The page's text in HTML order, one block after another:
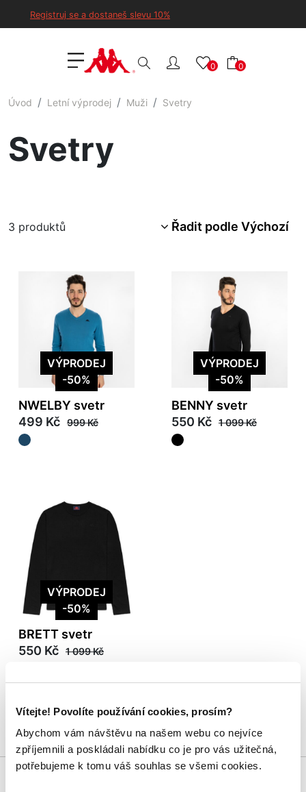
Vítejte! Povolíte používání cookies, prosím?
Abychom vám návštěvu na našem webu co nejvíce
zpříjemnili a poskládali nabídku co je pro vás užitečná,
potřebujeme k tomu váš souhlas se všemi cookies.
Registruj se a dostaneš slevu 10%
0 0
Úvod Letní výprodej Muži Svetry
Svetry
3 produktů Řadit podle Výchozí
VÝPRODEJ
-50%
NWELBY svetr
499 Kč 999 Kč
VÝPRODEJ
-50%
BENNY svetr
550 Kč 1 099 Kč
VÝPRODEJ
-50%
BRETT svetr
550 Kč 1 099 Kč